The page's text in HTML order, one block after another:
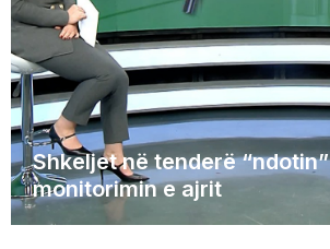
Shkeljet në tenderë “ndotin”
monitorimin e ajrit